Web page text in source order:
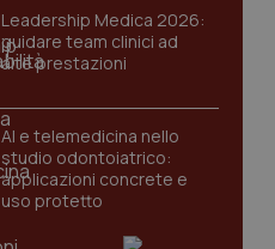
Leadership Medica 2026:
guidare team clinici ad
alte prestazioni
AI e telemedicina nello
studio odontoiatrico:
applicazioni concrete e
uso protetto